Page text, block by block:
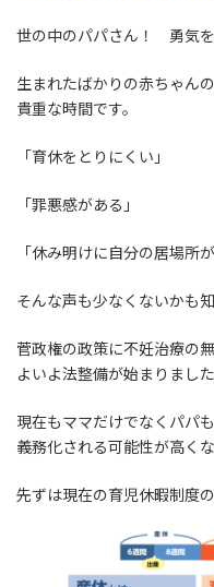
世の中のパパさん！ 勇気
生まれたばかりの赤ちゃん
貴重な時間です。
「育休をとりにくい」
「罪悪感がある」
「休み明けに自分の居場所
そんな声も少なくないかも知
菅政権の政策に不妊治療の
よいよ法整備が始まりました
現在もママだけでなくパパ
義務化される可能性が高くな
先ずは現在の育児休暇制度